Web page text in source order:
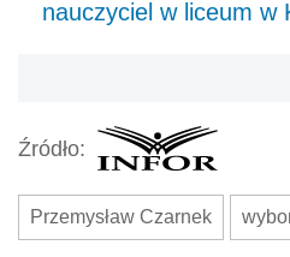
nauczyciel w liceum w
Źródło:
Przemysław Czarnek